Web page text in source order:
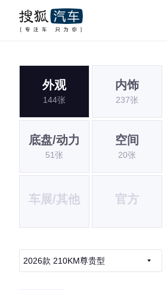
外观
144张
内饰
237张
底盘/动力
51张
空间
20张
车展/其他 官方
2026款 210KM尊贵型